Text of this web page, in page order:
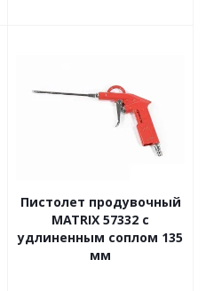
Пистолет продувочный
MATRIX 57332 с
удлиненным соплом 135
мм